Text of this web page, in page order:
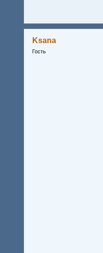
Ksana
Гость